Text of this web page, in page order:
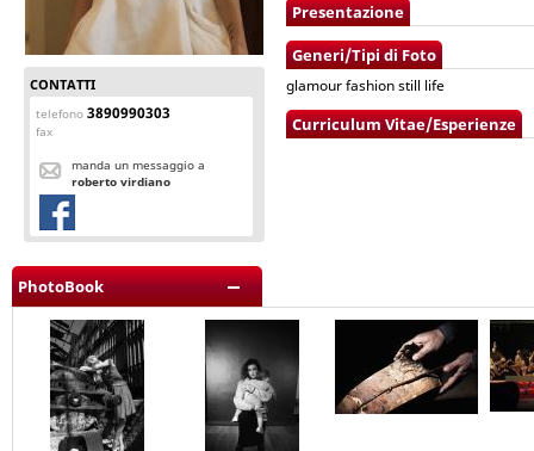
CONTATTI
telefono 3890990303
fax
manda un messaggio a
roberto virdiano
Presentazione
Generi/Tipi di Foto
glamour fashion still life
Curriculum Vitae/Esperienze
PhotoBook